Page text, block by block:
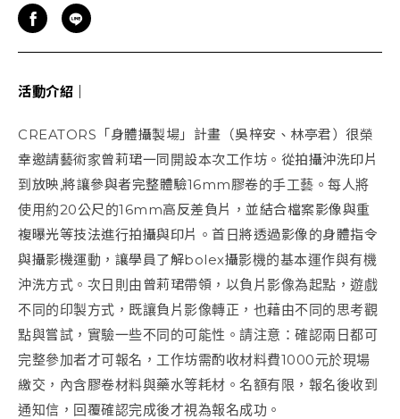
活動介紹｜
CREATORS「身體攝製場」計畫（吳梓安、林亭君）很榮
幸邀請藝術家曾莉珺一同開設本次工作坊。從拍攝沖洗印片
到放映,將讓參與者完整體驗16mm膠卷的手工藝。每人將
使用約20公尺的16mm高反差負片，並結合檔案影像與重
複曝光等技法進行拍攝與印片。首日將透過影像的身體指令
與攝影機運動，讓學員了解bolex攝影機的基本運作與有機
沖洗方式。次日則由曾莉珺帶領，以負片影像為起點，遊戲
不同的印製方式，既讓負片影像轉正，也藉由不同的思考觀
點與嘗試，實驗一些不同的可能性。請注意：確認兩日都可
完整參加者才可報名，工作坊需酌收材料費1000元於現場
繳交，內含膠卷材料與藥水等耗材。名額有限，報名後收到
通知信，回覆確認完成後才視為報名成功。